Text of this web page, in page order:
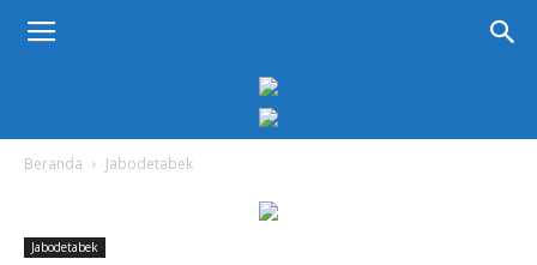
KORAN
Beranda Jabodetabek
Jabodetabek